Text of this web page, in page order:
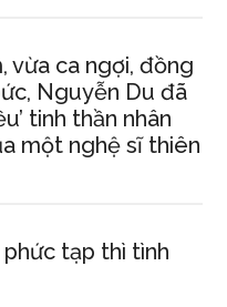
vừa ca ngợi, đồng
Nguyễn Du đã
tinh thần nhân
một nghệ sĩ thiên
tạp thì tình